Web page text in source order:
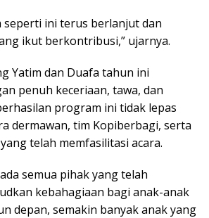
seperti ini terus berlanjut dan
ikut berkontribusi,” ujarnya.
Yatim dan Duafa tahun ini
penuh keceriaan, tawa, dan
program ini tidak lepas
dermawan, tim Kopiberbagi, serta
telah memfasilitasi acara.
semua pihak yang telah
kebahagiaan bagi anak-anak
depan, semakin banyak anak yang